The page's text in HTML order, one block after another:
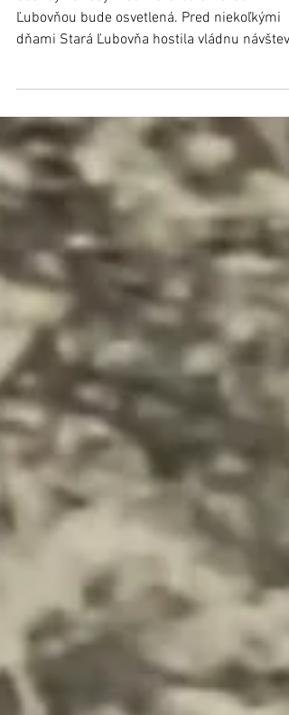
radosť budú mať cyklisti
Časť cyklotrasy medzi Starou a Novou
dňami Stará Ľubovňa hostila vládnu
Samuel Migaľ, minister investícií,
rozvoja a informatizácie SR. Dôvodom bolo
podpísanie schvaľovacieho listu projektu, v
rámci ktorého pôjde jeden milión eur na
cyklotrasu smerujúcu zo Starej do Novej
Ľubovne. Ako je známe, minister sa chce
uchádzať o stoličku župana v Prešovskom
kraji. EŠTE TENTO